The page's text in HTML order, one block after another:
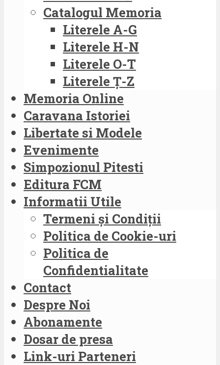
Catalogul Memoria
Literele A-G
Literele H-N
Literele O-T
Literele Ț-Z
Memoria Online
Caravana Istoriei
Libertate si Modele
Evenimente
Simpozionul Pitesti
Editura FCM
Informatii Utile
Termeni și Condiții
Politica de Cookie-uri
Politica de
Confidentialitate
Contact
Despre Noi
Abonamente
Dosar de presa
Link-uri Parteneri